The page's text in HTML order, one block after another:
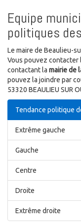
Equipe
politiques
Le maire de Beaulieu-
Vous pouvez contacter
contactant la mairie de
pouvez la joindre par
53320 BEAULIEU SUR
Tendance politique
Extrême gauche
Gauche
Centre
Droite
Extrême droite